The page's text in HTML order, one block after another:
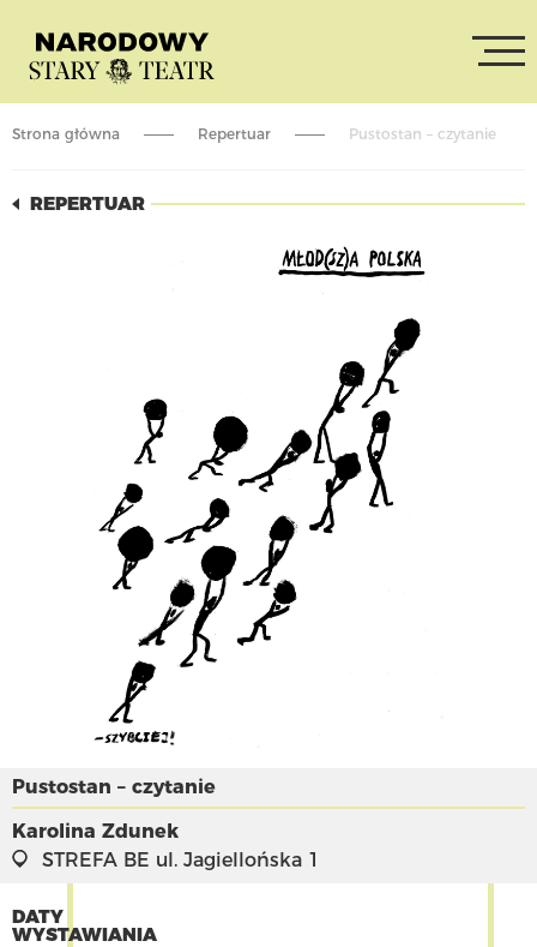
Strona główna Repertuar Pustostan – czytanie
REPERTUAR
Pustostan – czytanie
Karolina Zdunek
STREFA BE ul. Jagiellońska 1
DATY
WYSTAWIANIA